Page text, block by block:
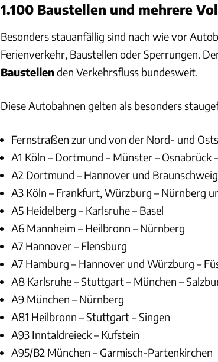
1.100 Baustellen und mehrere
Besonders stauanfällig sind nach wie vor
Ferienverkehr, Baustellen oder Sperrungen.
Baustellenden Verkehrsfluss bundesweit.
Diese Autobahnen gelten als besonders
Fernstraßen zur und von der Nord- und
A1 Köln – Dortmund – Münster – Osnabrück
A2 Dortmund – Hannover und
A3 Köln – Frankfurt, Würzburg – Nürnberg
A5 Heidelberg – Karlsruhe – Basel
A6 Mannheim – Heilbronn – Nürnberg
A7 Hannover – Flensburg
A7 Hamburg – Hannover und Würzburg –
A8 Karlsruhe – Stuttgart – München –
A9 München – Nürnberg
A81 Heilbronn – Stuttgart – Singen
A93 Inntaldreieck – Kufstein
A95/B2 München – Garmisch-Partenkirchen